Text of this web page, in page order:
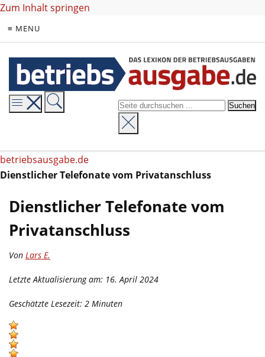
Zum Inhalt springen
≡ MENU
betriebsausgabe.de
Dienstlicher Telefonate vom Privatanschluss
Dienstlicher Telefonate vom
Privatanschluss
Von Lars E.
Letzte Aktualisierung am: 16. April 2024
Geschätzte Lesezeit: 2 Minuten